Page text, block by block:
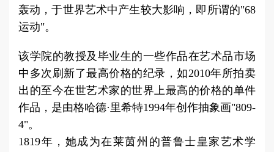
轰动，于世界艺术中产生较大影响，即所谓的"68
运动"。
该学院的教授及毕业生的一些作品在艺术品市场
中多次刷新了最高价格的纪录，如2010年所拍卖
出的至今在世艺术家的世界上最高的价格的单件
作品，是由格哈德·里希特1994年创作抽象画"809-
4"。
1819年，她成为在莱茵州的普鲁士皇家艺术学